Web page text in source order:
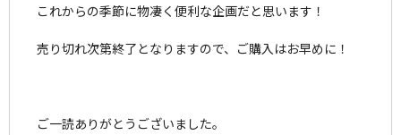
これからの季節に物凄く便利な企画だと思います！
売り切れ次第終了となりますので、ご購入はお早めに！
ご一読ありがとうございました。